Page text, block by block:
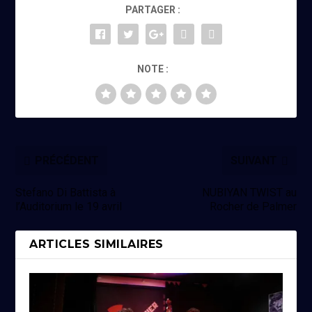
PARTAGER :
NOTE :
Stefano Di Battista à
l’Auditorium le 19 avril
NUBIYAN TWIST au
Rocher de Palmer
ARTICLES SIMILAIRES